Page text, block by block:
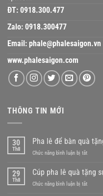
ĐT: 0918.300.477
Zalo: 0918.300477
Email: phale@phalesaigon.vn
www.phalesaigon.com
THÔNG TIN MỚI
30
Th8
Pha lê để bàn quà
Chức năng bình luận bị tắtở
lê
bàn
29
Th8
Cúp pha lê quà tặng
Chức năng bình luận bị tắtở